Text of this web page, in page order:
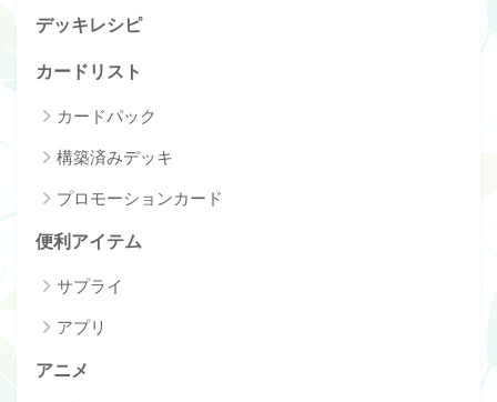
デッキレシピ
カードリスト
カードパック
構築済みデッキ
プロモーションカード
便利アイテム
サプライ
アプリ
アニメ